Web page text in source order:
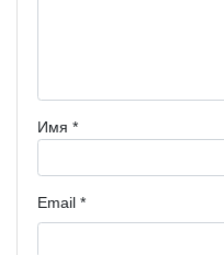
Имя *
Email *